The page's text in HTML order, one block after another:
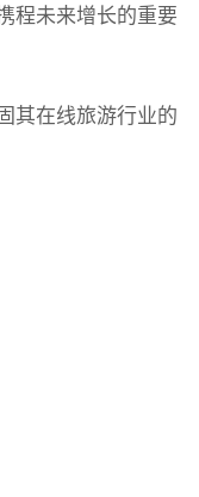
程未来增长的重要
其在线旅游行业的